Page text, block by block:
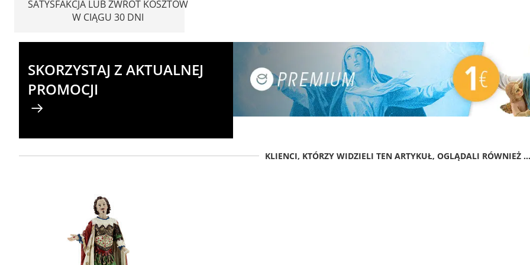
SATYSFAKCJA LUB ZWROT KOSZTÓW
W CIĄGU 30 DNI
SKORZYSTAJ Z AKTUALNEJ
PROMOCJI
KLIENCI, KTÓRZY WIDZIELI TEN ARTYKUŁ, OGLĄDALI RÓWNIEŻ ...